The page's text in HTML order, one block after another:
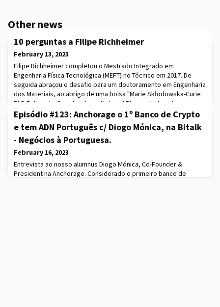
Other news
10 perguntas a Filipe Richheimer
February 13, 2023
Filipe Richheimer completou o Mestrado Integrado em
Engenharia Física Tecnológica (MEFT) no Técnico em 2017. De
seguida abraçou o desafio para um doutoramento em Engenharia
dos Materiais, ao abrigo de uma bolsa "Marie Skłodowska-Curie
PhD Fellowship", realizado no National Physical Laboratory
(sedeado no Reino Unido) e afiliado à Universidade de
Surrey.Após terminar o doutoramento, permaneceu por
Episódio #123: Anchorage o 1º Banco de Crypto
e tem ADN Português c/ Diogo Mónica, na Bitalk
- Negócios à Portuguesa.
February 16, 2023
Entrevista ao nosso alumnus Diogo Mónica, Co-Founder &
President na Anchorage. Considerado o primeiro banco de